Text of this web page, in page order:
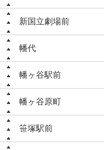
新国立劇場前
幡代
幡ヶ谷駅前
幡ヶ谷原町
笹塚駅前